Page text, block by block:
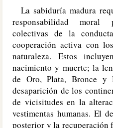
La sabiduría madura
responsabilidad moral
colectivas de la
cooperación activa con
naturaleza. Estos
nacimiento y muerte; la
de Oro, Plata, Bronce y
desaparición de los
de vicisitudes en la
vestimentas humanas. El
posterior y la recuperación